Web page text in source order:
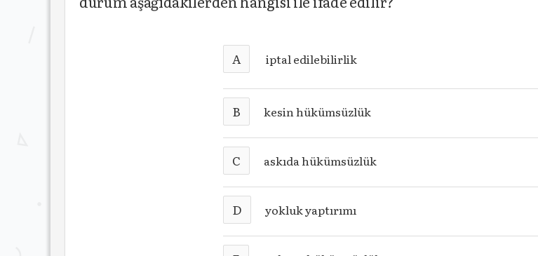
A iptal edilebilirlik
B kesin hükümsüzlük
C askıda hükümsüzlük
D yokluk yaptırımı